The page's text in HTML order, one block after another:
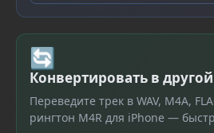
🔄
Конвертировать в
Переведите трек в WAV, M4A,
рингтон M4R для iPhone —